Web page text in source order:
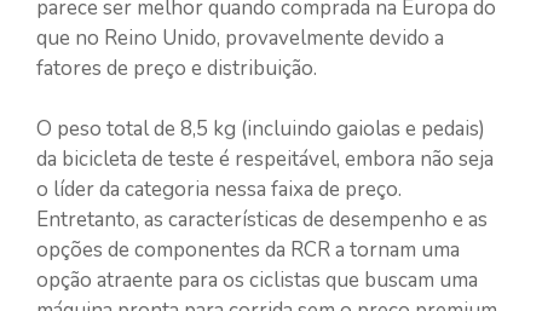
parece ser melhor quando comprada na Europa do
que no Reino Unido, provavelmente devido a
fatores de preço e distribuição.
O peso total de 8,5 kg (incluindo gaiolas e pedais)
da bicicleta de teste é respeitável, embora não seja
o líder da categoria nessa faixa de preço.
Entretanto, as características de desempenho e as
opções de componentes da RCR a tornam uma
opção atraente para os ciclistas que buscam uma